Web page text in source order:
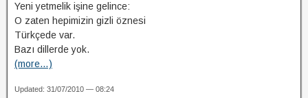
Yeni yetmelik işine gelince:
O zaten hepimizin gizli öznesi
Türkçede var.
Bazı dillerde yok.
(more…)
Updated: 31/07/2010 — 08:24